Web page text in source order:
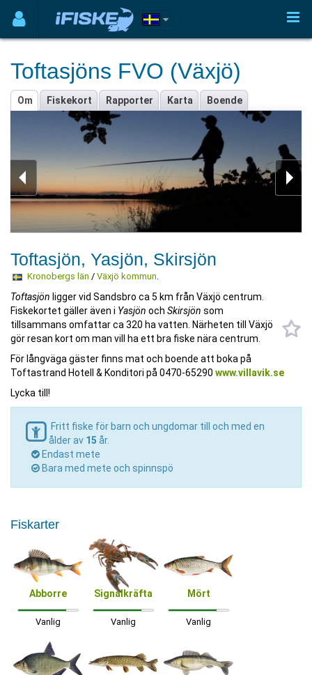
Toftasjöns FVO (Växjö)
Om Fiskekort Rapporter Karta Boende
Toftasjön, Yasjön, Skirsjön
Kronobergs län / Växjö kommun.
Toftasjön ligger vid Sandsbro ca 5 km från Växjö centrum.
Fiskekortet gäller även i Yasjön och Skirsjön som
tillsammans omfattar ca 320 ha vatten. Närheten till Växjö
gör resan kort om man vill ha ett bra fiske nära centrum.
För långväga gäster finns mat och boende att boka på
Toftastrand Hotell & Konditori på 0470-65290 www.villavik.se
Lycka till!
Fritt fiske för barn och ungdomar till och med en
ålder av 15 år.
Endast mete
Bara med mete och spinnspö
Fiskarter
Abborre
Vanlig
Signalkräfta
Vanlig
Mört
Vanlig